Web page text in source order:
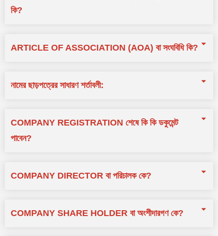
কি?
ARTICLE OF ASSOCIATION (AOA) বা সংঘবিধি কি?
নামের ছাড়পত্রের সাধারণ শর্তাবলী:
COMPANY REGISTRATION শেষে কি কি ডকুমেন্ট
পাবেন?
COMPANY DIRECTOR বা পরিচালক কে?
COMPANY SHARE HOLDER বা অংশীদারগণ কে?